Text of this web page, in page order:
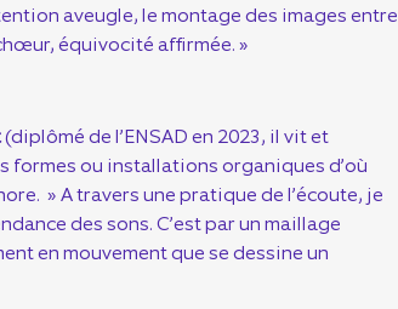
aveugle, le montage des images entre
équivocité affirmée. »
(diplômé de l’ENSAD en 2023, il vit et
formes ou installations organiques d’où
» A travers une pratique de l’écoute, je
des sons. C’est par un maillage
en mouvement que se dessine un